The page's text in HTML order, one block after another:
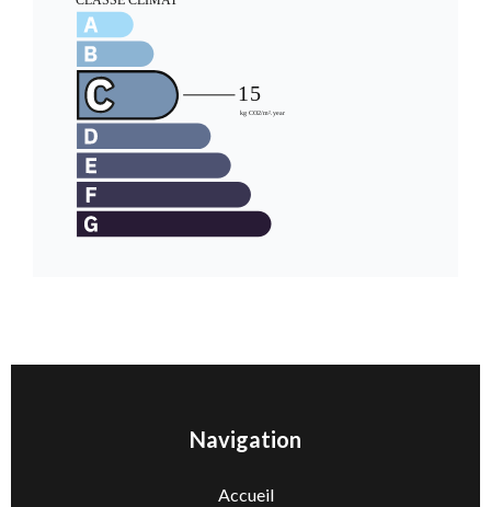
Navigation
Accueil